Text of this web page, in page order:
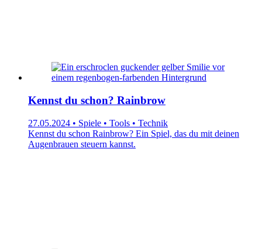
Kennst du schon? Rainbrow
27.05.2024 • Spiele • Tools • Technik
Kennst du schon Rainbrow? Ein Spiel, das du mit deinen
Augenbrauen steuern kannst.